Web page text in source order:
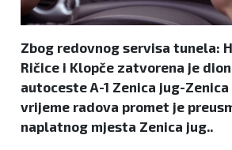
Zbog redovnog servisa tunela:
Ričice i Klopče zatvorena je
autoceste A-1 Zenica jug-Zenica
vrijeme radova promet je
naplatnog mjesta Zenica jug..